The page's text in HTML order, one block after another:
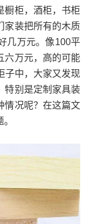
橱柜，酒柜，书柜
家装把所有的木质
几万元。像100平
六万元，高的可能
子中，大家又发现
特别是定制家具装
情况呢？在这篇文